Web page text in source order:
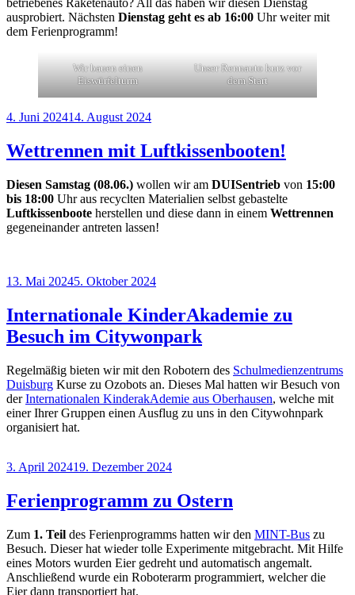
betriebenes Raketenauto? All das haben wir diesen Dienstag
ausprobiert. Nächsten Dienstag geht es ab 16:00 Uhr weiter mit
dem Ferienprogramm!
Wir bauen einen
Eiswürfelturm
Unser Rennauto kurz vor
dem Start
Veröffentlicht
4. Juni 202414. August 2024
Wettrennen mit Luftkissenbooten!
Diesen Samstag (08.06.) wollen wir am DUISentrieb von 15:00
bis 18:00 Uhr aus recyclten Materialien selbst gebastelte
Luftkissenboote herstellen und diese dann in einem Wettrennen
gegeneinander antreten lassen!
Veröffentlicht
13. Mai 20245. Oktober 2024
Internationale KinderAkademie zu
Besuch im Citywonpark
Regelmäßig bieten wir mit den Robotern des Schulmedienzentrums
Duisburg Kurse zu Ozobots an. Dieses Mal hatten wir Besuch von
derInternationalen KinderakAdemie aus Oberhausen, welche mit
einer Ihrer Gruppen einen Ausflug zu uns in den Citywohnpark
organisiert hat.
Veröffentlicht
3. April 202419. Dezember 2024
Ferienprogramm zu Ostern
Zum 1. Teil des Ferienprogramms hatten wir den MINT-Bus zu
Besuch. Dieser hat wieder tolle Experimente mitgebracht. Mit Hilfe
eines Motors wurden Eier gedreht und automatisch angemalt.
Anschließend wurde ein Roboterarm programmiert, welcher die
Eier dann transportiert hat.